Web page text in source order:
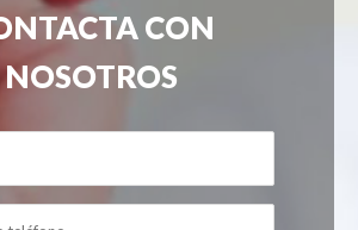
CON
NOSOTROS